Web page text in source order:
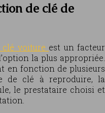
de clé de
voiture est un facteur
la plus appropriée.
en fonction de plusieurs
de clé à reproduire, la
le prestataire choisi et